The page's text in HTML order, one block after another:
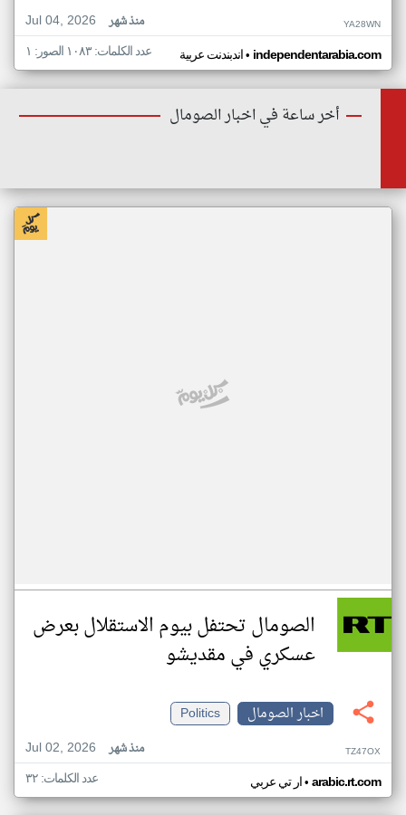
Jul 04, 2026
منذ شهر YA28WN
اندبندنت عربية• independentarabia.com عدد الكلمات: ١٠٨٣ الصور: ١
أخر ساعة في اخبار الصومال
الصومال تحتفل بيوم الاستقلال بعرض
عسكري في مقديشو
اخبار الصومال
Politics
Jul 02, 2026
منذ شهر TZ47OX
ار تي عربي• arabic.rt.com عدد الكلمات: ٣٢